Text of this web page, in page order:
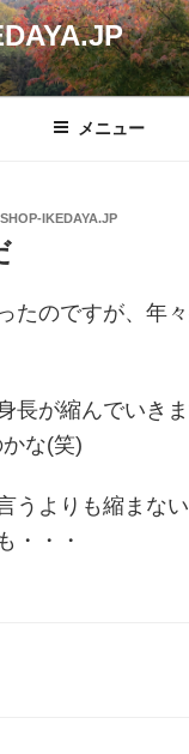
メニュー
SHOP-IKEDAYA.JP
たのですが、年
長が縮んでいき
な(笑)
うよりも縮まな
・・・